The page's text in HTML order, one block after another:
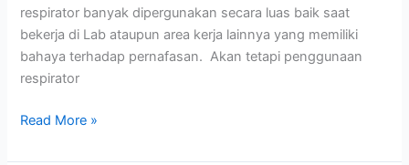
respirator banyak dipergunakan secara luas baik saat
bekerja di Lab ataupun area kerja lainnya yang memiliki
bahaya terhadap pernafasan. Akan tetapi penggunaan
respirator
Read More »